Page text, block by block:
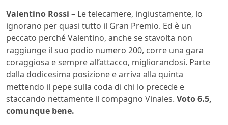
Valentino Rossi – Le telecamere, ingiustamente, lo
ignorano per quasi tutto il Gran Premio. Ed è un
peccato perché Valentino, anche se stavolta non
raggiunge il suo podio numero 200, corre una gara
coraggiosa e sempre all’attacco, migliorandosi. Parte
dalla dodicesima posizione e arriva alla quinta
mettendo il pepe sulla coda di chi lo precede e
staccando nettamente il compagno Vinales. Voto 6.5,
comunque bene.